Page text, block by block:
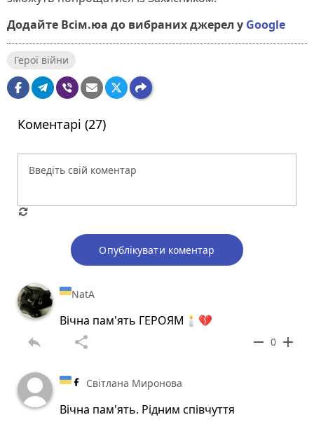
Додайте Всім.юа до вибраних джерел у Google
Герої війни
Коментарі (27)
Опублікувати коментар
NatA
Вічна пам'ять ГЕРОЯМ🕯️💔
reply share remove 0 add
Світлана Миронова
Вічна пам'ять. Рідним співчуття